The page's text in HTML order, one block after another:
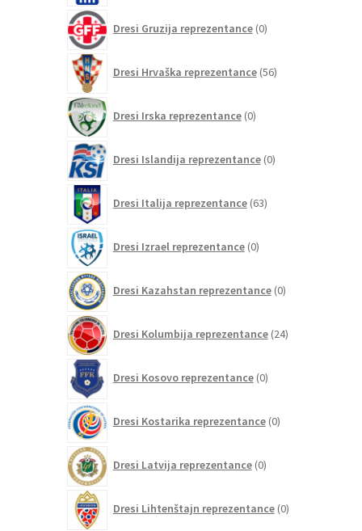
Dresi Gruzija reprezentance 0izdelkov
Dresi Hrvaška reprezentance 56izdelkov
Dresi Irska reprezentance 0izdelkov
Dresi Islandija reprezentance 0izdelkov
Dresi Italija reprezentance 63izdelkov
Dresi Izrael reprezentance 0izdelkov
Dresi Kazahstan reprezentance 0izdelkov
Dresi Kolumbija reprezentance 24izdelkov
Dresi Kosovo reprezentance 0izdelkov
Dresi Kostarika reprezentance 0izdelkov
Dresi Latvija reprezentance 0izdelkov
Dresi Lihtenštajn reprezentance 0izdelkov